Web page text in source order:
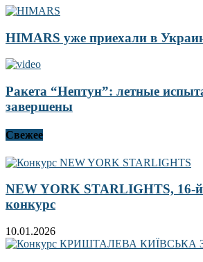
HIMARS уже приехали в
Ракета “Нептун”: летные
завершены
Свежее
NEW YORK STARLIGHTS, 16-
конкурс
10.01.2026